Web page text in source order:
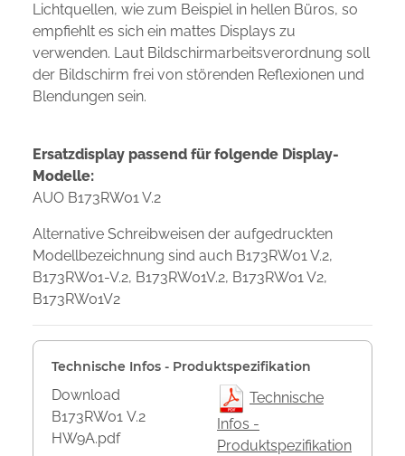
Lichtquellen, wie zum Beispiel in hellen Büros, so
empfiehlt es sich ein mattes Displays zu
verwenden. Laut Bildschirmarbeitsverordnung soll
der Bildschirm frei von störenden Reflexionen und
Blendungen sein.
Ersatzdisplay passend für folgende Display-
Modelle:
AUO B173RW01 V.2
Alternative Schreibweisen der aufgedruckten
Modellbezeichnung sind auch B173RW01 V.2,
B173RW01-V.2, B173RW01V.2, B173RW01 V2,
B173RW01V2
Technische Infos - Produktspezifikation
Download
B173RW01 V.2
HW9A.pdf
Technische
Infos -
Produktspezifikation